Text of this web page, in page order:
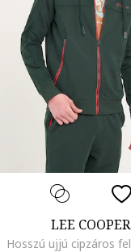
LEE COOPER